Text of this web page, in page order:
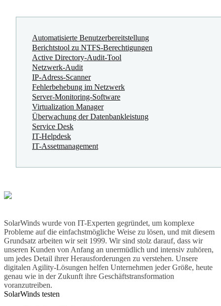
Automatisierte Benutzerbereitstellung
Berichtstool zu NTFS-Berechtigungen
Active Directory-Audit-Tool
Netzwerk-Audit
IP-Adress-Scanner
Fehlerbehebung im Netzwerk
Server-Monitoring-Software
Virtualization Manager
Überwachung der Datenbankleistung
Service Desk
IT-Helpdesk
IT-Assetmanagement
SolarWinds wurde von IT-Experten gegründet, um komplexe
Probleme auf die einfachstmögliche Weise zu lösen, und mit diesem
Grundsatz arbeiten wir seit 1999. Wir sind stolz darauf, dass wir
unseren Kunden von Anfang an unermüdlich und intensiv zuhören,
um jedes Detail ihrer Herausforderungen zu verstehen. Unsere
digitalen Agility-Lösungen helfen Unternehmen jeder Größe, heute
genau wie in der Zukunft ihre Geschäftstransformation
voranzutreiben.
SolarWinds testen